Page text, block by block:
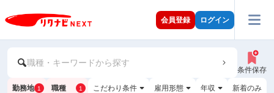
会員登録 ログイン
職種・キーワードから探す
条件保存
勤務地 1 職種 1 こだわり条件 雇用形態 年収 新着のみ